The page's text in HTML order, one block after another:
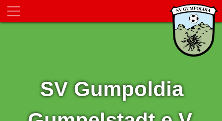
SV Gumpoldia